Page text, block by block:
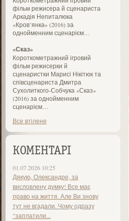
фільм режисера й сценариста
Аркадія Непиталюка
«Кров’янка» (2016) за
однойменним сценарієм…
«Сказ»
Короткометражний ігровий
фільм режисерки й
сценаристки Марисі Нікітюк та
співсценариста Дмитра
Сухолиткого-Собчука «Сказ»
(2016) за однойменним
сценарієм…
Все втілене
КОМЕНТАРІ
01.07.2026 10:25
Дякую, Олександре, за
висловлену думку! Все має
право на життя. Але Ви знову
тут не вгадали. Чому одразу
"заплатили...